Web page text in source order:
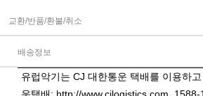
교환/반품/환불/취소
배송정보
유럽악기는 CJ 대한통운 택배를 이용하